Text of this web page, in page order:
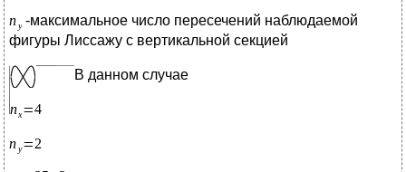
-максимальное число пересечений наблюдаемой
фигуры Лиссажу с вертикальной секцией
В данном случае